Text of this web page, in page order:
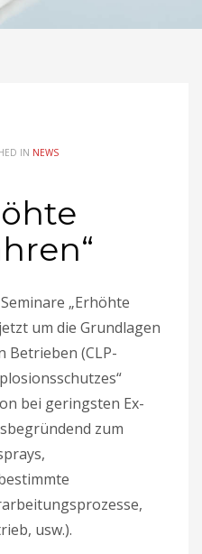
IN NEWS
„Erhöhte
um die Grundlagen
Betrieben (CLP-
bei geringsten Ex-
zum
usw.).